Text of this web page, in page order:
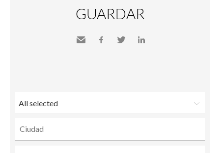
GUARDAR
All selected